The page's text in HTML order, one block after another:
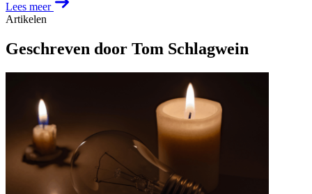
Lees meer
Artikelen
Geschreven door Tom Schlagwein